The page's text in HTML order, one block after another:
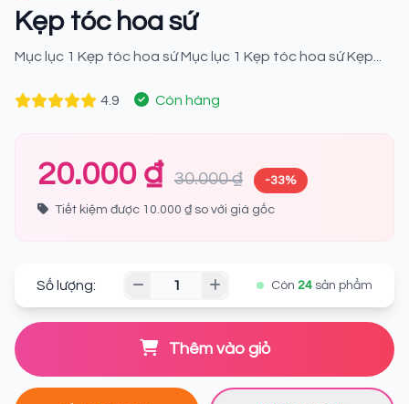
Kẹp tóc hoa sứ
Mục lục 1 Kẹp tóc hoa sứ Mục lục 1 Kẹp tóc hoa sứ Kẹp...
4.9 Còn hàng
20.000 ₫ 30.000 ₫ -33%
Tiết kiệm được 10.000 ₫ so với giá gốc
Số lượng: Còn 24 sản phẩm
Thêm vào giỏ